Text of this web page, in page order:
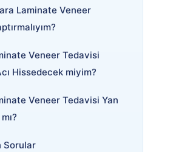
Laminate Veneer
Veneer Tedavisi
Hissedecek miyim?
Veneer Tedavisi Yan
Sorular